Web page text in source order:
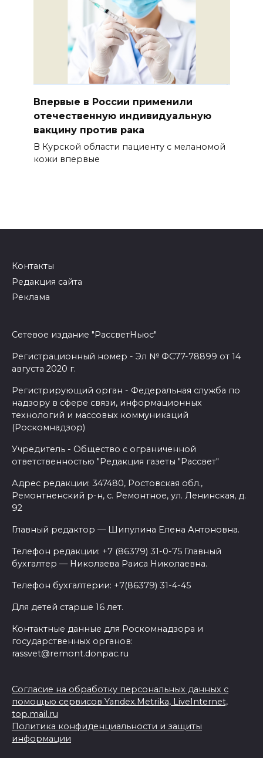
Впервые в России применили
отечественную индивидуальную
вакцину против рака
В Курской области пациенту с меланомой
кожи впервые
Контакты
Редакция сайта
Реклама
Сетевое издание "РассветНьюс"
Регистрационный номер - Эл № ФС77-78899 от 14
августа 2020 г.
Регистрирующий орган - Федеральная служба по
надзору в сфере связи, информационных
технологий и массовых коммуникаций
(Роскомнадзор)
Учредитель - Общество с ограниченной
ответственностью "Редакция газеты "Рассвет"
Адрес редакции: 347480, Ростовская обл.,
Ремонтненский р-н, с. Ремонтное, ул. Ленинская, д.
92
Главный редактор — Шипулина Елена Антоновна.
Телефон редакции: +7 (86379) 31-0-75 Главный
бухгалтер — Николаева Раиса Николаевна.
Телефон бухгалтерии: +7(86379) 31-4-45
Для детей старше 16 лет.
Контактные данные для Роскомнадзора и
государственных органов:
rassvet@remont.donpac.ru
Согласие на обработку персональных данных с
помощью сервисов Yandex.Metrika, LiveInternet,
top.mail.ru
Политика конфиденциальности и защиты
информации